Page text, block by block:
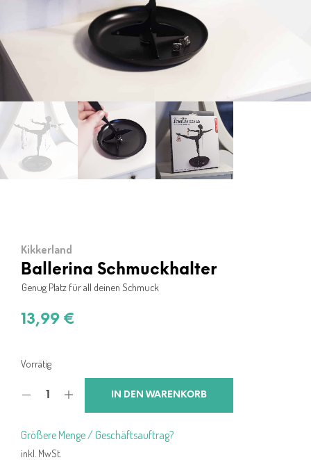
Kikkerland
Ballerina Schmuckhalter
Genug Platz für all deinen Schmuck
13,99 €
Vorrätig
IN DEN WARENKORB
Größere Menge / Geschäftsauftrag?
inkl. MwSt.